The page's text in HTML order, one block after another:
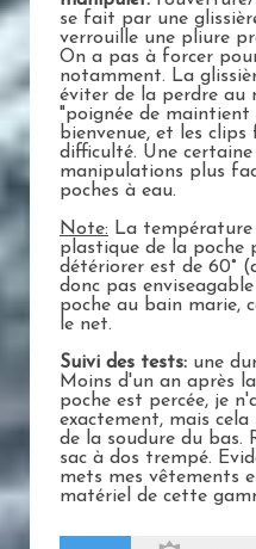
se fait par une
verrouille une pliure
On a pas à forcer
notamment. La
éviter de la perdre au
"poignée de
bienvenue, et les
difficulté. Une
manipulations plus
poches à eau.
Note: La
plastique de la poche
détériorer est de 60°
donc pas
poche au bain marie,
le net.
Suivi des tests: une
Moins d'un an après
poche est percée, je
exactement, mais
de la soudure du bas.
sac à dos trempé.
mets mes vêtements
matériel de cette